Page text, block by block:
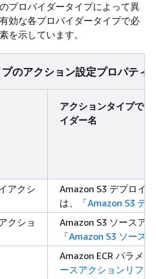
プロバイダータイプによって異
効な各プロバイダータイプで必
を示しています。
のアクション設定プロパティ
アクションタイプでの
イダー名
アクシ
Amazon S3 デプロイ
は、「Amazon S3 デ
クショ
Amazon S3 ソースア
「Amazon S3 ソース
Amazon ECR パラメ
ースアクションリファ